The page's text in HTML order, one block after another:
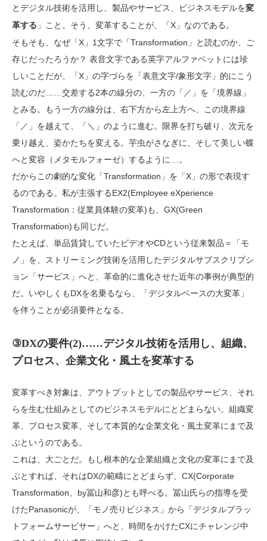
とデジタル技術を活用し、製品やサービス、ビジネスモデルを変
革する 」こと。そう、変革することが、「X」なのである。
そもそも、なぜ「X」1文字で「Transformation」と読むのか、ご
存じだったろうか？ 表音文字である英字アルファベットには珍
しいことだが、「X」の字づらを「表意文字/象形文字」的にこう
読むのだ……交差する2本の線分の、一方の「／」を「境界線」
とみる。もう一方の線分は、右下方から左上方へ、この境界線
「／」を越えて、「＼」のように進む。限界を打ち破り、次元を
乗り越え、姿かたちを変える。芋虫がさなぎに、そして美しい蝶
へと変容（メタモルフォーゼ）するように…。
だからこの劇的な変化「Transformation」を「X」の形で表現す
るのである。私が主張するEX2(Employee eXperience
Transformation：従業員体験の変革)も、GX(Green
Transformation)も同じだ。
たとえば、単品賃貸していたビデオやCDという従来製品＝「モ
ノ」を、ストリーミング技術を活用したデジタルサブスクリプシ
ョン「サービス」へと、革命的に進化させた近年の事例が典型的
だ。いやしくもDXを名乗るなら、「デジタルベースの大変革」
を伴うことが必須要件となる。
③DXの要件(2)……デジタル技術を活用し、組織、
プロセス、企業文化・風土を変革する
変革すべき対象は、アウトプットとしての製品やサービス、それ
らを生む仕組みとしてのビジネスモデルにとどまらない。組織変
革、プロセス変革、そして本質的な企業文化・風土変革にまで及
ぶというのである。
これは、大ごとだ。もし根本的な企業組織と文化の変革にまで及
ぶとすれば、それはDXの範疇にとどまらず、CX(Corporate
Transformation、by冨山和彦)とも呼べる。冨山氏らの指導を受
けたPanasonicが、「モノ売りビジネス」から「デジタルプラッ
トフォームサービサー」へと、時間をかけたCXにチャレンジ中